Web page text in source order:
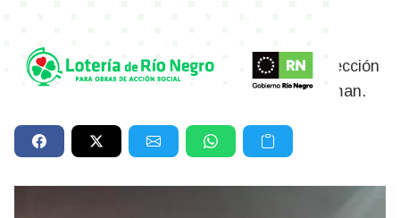
El accidente ocurrió este sábado en la intersección
de las calles Wiederhold y avenida Juan Herman.